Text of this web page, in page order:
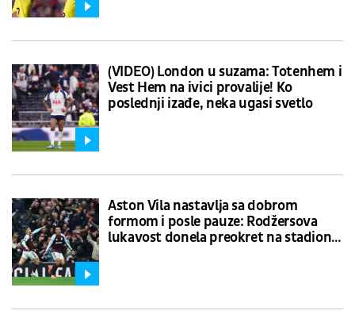
(VIDEO) London u suzama: Totenhem i
Vest Hem na ivici provalije! Ko
poslednji izađe, neka ugasi svetlo
Aston Vila nastavlja sa dobrom
formom i posle pauze: Rodžersova
lukavost donela preokret na stadionu